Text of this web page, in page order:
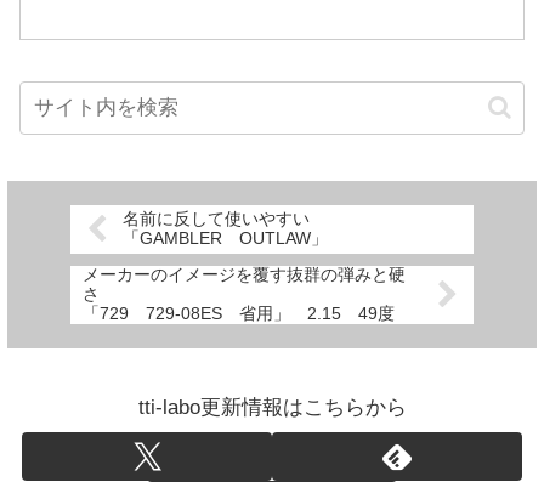
名前に反して使いやすい
「GAMBLER OUTLAW」
メーカーのイメージを覆す抜群の弾みと硬
さ
「729 729-08ES 省用」 2.15 49度
tti-labo更新情報はこちらから